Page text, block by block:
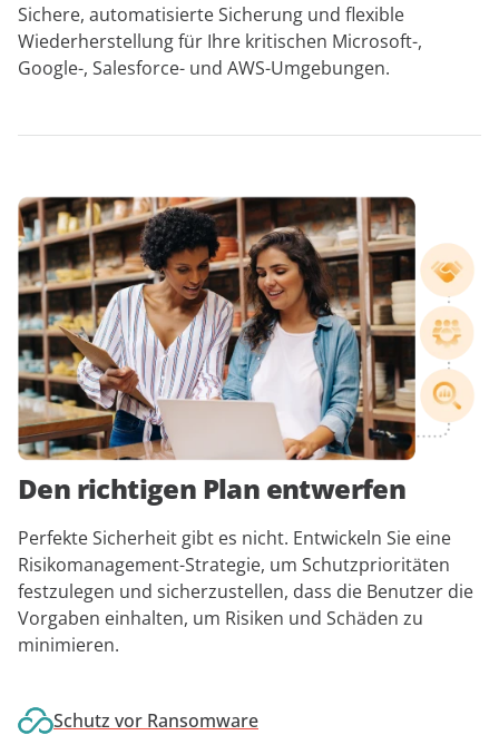
Sichere, automatisierte Sicherung und flexible
Wiederherstellung für Ihre kritischen Microsoft-,
Google-, Salesforce- und AWS-Umgebungen.
Den richtigen Plan entwerfen
Perfekte Sicherheit gibt es nicht. Entwickeln Sie eine
Risikomanagement-Strategie, um Schutzprioritäten
festzulegen und sicherzustellen, dass die Benutzer die
Vorgaben einhalten, um Risiken und Schäden zu
minimieren.
Schutz vor Ransomware